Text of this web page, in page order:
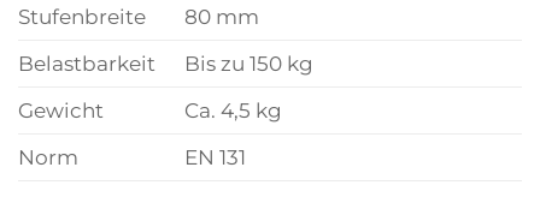
Stufenbreite
80 mm
Belastbarkeit
Bis zu 150 kg
Gewicht
Ca. 4,5 kg
Norm
EN 131